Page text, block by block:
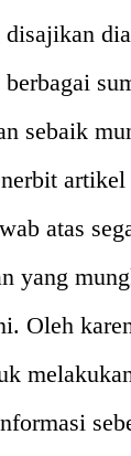
disajikan
sebaik
atas
yang
Oleh